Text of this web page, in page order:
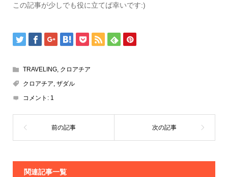
この記事が少しでも役に立てば幸いです:)
TRAVELING, クロアチア
クロアチア ザダル
コメント: 1
関連記事一覧